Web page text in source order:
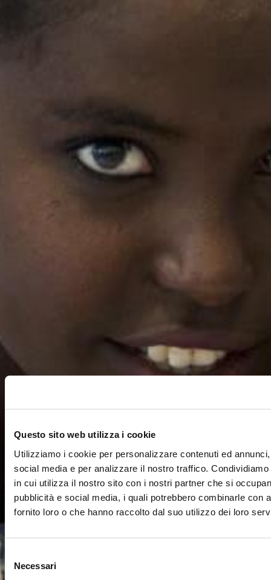
Questo sito web utilizza i cookie
Utilizziamo i cookie per personalizzare contenuti ed
social media e per analizzare il nostro traffico.
in cui utilizza il nostro sito con i nostri partner che si
pubblicità e social media, i quali potrebbero combinarle con
fornito loro o che hanno raccolto dal suo utilizzo dei loro
delNecessari